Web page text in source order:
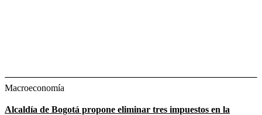
Macroeconomía
Alcaldía de Bogotá propone eliminar tres impuestos en la